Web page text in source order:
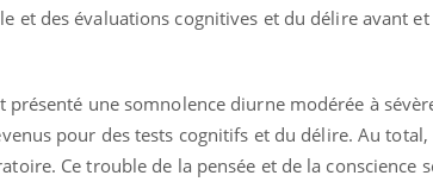
et des évaluations cognitives et du délire avant
une somnolence diurne modérée à
pour des tests cognitifs et du délire. Au
Ce trouble de la pensée et de la conscience